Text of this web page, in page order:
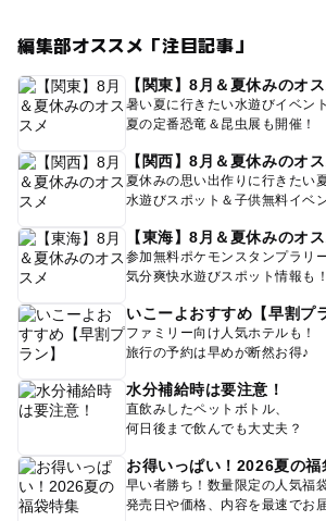
編集部オススメ「注目記事」
【関東】8月＆夏休みのオ
暑い夏に行きたい水遊びイベン
夏の定番恐竜＆昆虫展も開催！
【関西】8月＆夏休みのオ
夏休みの思い出作りに行きたい
水遊びスポット＆子供無料イベ
【東海】8月＆夏休みのオ
参加無料ポケモンスタンプラリ
気分爽快水遊びスポット情報も！
いこーよおすすめ【早割プ
ファミリー向け人気ホテルも！
旅行の予約は早めが断然お得♪
水分補給時は要注意！
直飲みしたペットボトル、
何日後まで飲んでも大丈夫？
お得いっぱい！2026夏の福
早い者勝ち！数量限定の人気福
発売日や価格、内容を最速でお